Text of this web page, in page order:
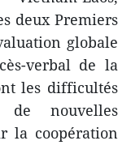
deux Premiers
globale
verbal de la
les difficultés
de nouvelles
la coopération